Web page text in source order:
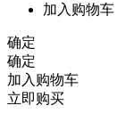
加入购物车
确定
确定
加入购物车
立即购买